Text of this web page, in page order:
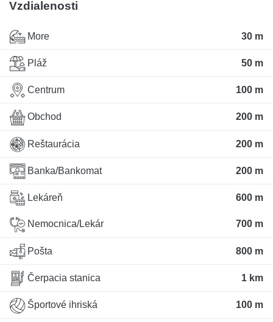
Vzdialenosti
More 30 m
Pláž 50 m
Centrum 100 m
Obchod 200 m
Reštaurácia 200 m
Banka/Bankomat 200 m
Lekáreň 600 m
Nemocnica/Lekár 700 m
Pošta 800 m
Čerpacia stanica 1 km
Športové ihriská 100 m